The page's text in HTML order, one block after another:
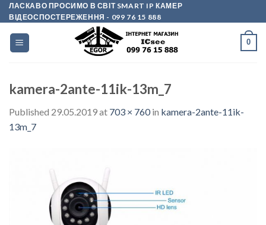
Skip
to
content
ЛАСКАВО ПРОСИМО В СВІТ SMART IP КАМЕР
ВІДЕОСПОСТЕРЕЖЕННЯ - 099 76 15 888
0
kamera-2ante-11ik-13m_7
Published 29.05.2019at 703 × 760in kamera-2ante-11ik-
13m_7